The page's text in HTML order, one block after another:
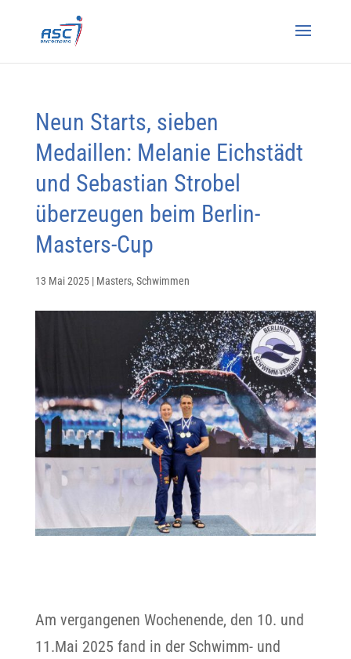
Neun Starts, sieben
Medaillen: Melanie Eichstädt
und Sebastian Strobel
überzeugen beim Berlin-
Masters-Cup
13 Mai 2025| Masters, Schwimmen
Am vergangenen Wochenende, den 10. und
11.Mai 2025 fand in der Schwimm- und